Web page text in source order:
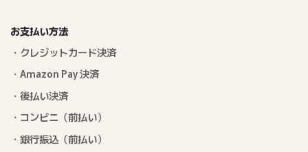
お支払い方法
・クレジットカード決済
・Amazon Pay 決済
・後払い決済
・コンビニ（前払い）
・銀行振込（前払い）